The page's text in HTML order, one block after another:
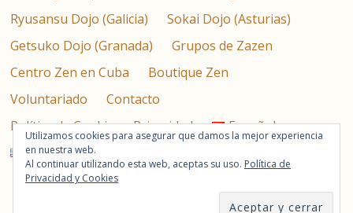
Ryusansu Dojo (Galicia)
Sokai Dojo (Asturias)
Getsuko Dojo (Granada)
Grupos de Zazen
Centro Zen en Cuba
Boutique Zen
Voluntariado
Contacto
Política de Cookies y Privacidad
Español
English
Asociación Zen Taisen Deshimaru © 2026
Calle de la Magdalena 4, 2º Izquierda – 28012 – Madrid
Utilizamos cookies para asegurar que damos la mejor experiencia
en nuestra web.
Al continuar utilizando esta web, aceptas su uso. Política de
Privacidad y Cookies